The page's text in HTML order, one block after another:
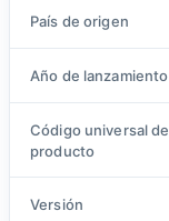
País de origen
Año de lanzamiento
Código universal de
producto
Versión